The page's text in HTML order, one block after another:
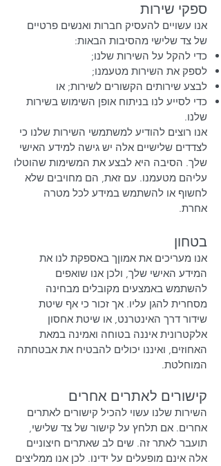
ספקי שירות
אנו עשויים להעסיק חברות ואנשים פרטיים
של צד שלישי מהסיבות הבאות:
כדי להקל על השירות שלנו;
לספק את השירות מטעמנו;
לבצע שירותים הקשורים לשירות; או
כדי לסייע לנו בניתוח אופן השימוש בשירות
שלנו.
אנו רוצים להודיע למשתמשי השירות שלנו כי
לצדדים שלישיים אלה יש גישה למידע האישי
שלך. הסיבה היא לבצע את המשימות שהוטלו
עליהם מטעמנו. עם זאת, הם מחויבים שלא
לחשוף או להשתמש במידע לכל מטרה
אחרת.
בטחון
אנו מעריכים את אמוןך באספקת לנו את
המידע האישי שלך, ולכן אנו שואפים
להשתמש באמצעים מקובלים מבחינה
מסחרית להגן עליו. אך זכור כי אף שיטת
שידור דרך האינטרנט, או שיטת אחסון
אלקטרונית איננה בטוחה ואמינה במאת
האחוזים, ואיננו יכולים להבטיח את אבטחתה
המוחלטת.
קישורים לאתרים אחרים
השירות שלנו עשוי להכיל קישורים לאתרים
אחרים. אם תלחץ על קישור של צד שלישי,
תועבר לאתר זה. שים לב שאתרים חיצוניים
אלה אינם מופעלים על ידינו. לכן אנו ממליצים